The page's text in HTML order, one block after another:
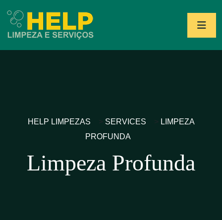
HELP LIMPEZAS > SERVICES > LIMPEZA
PROFUNDA
Limpeza Profunda